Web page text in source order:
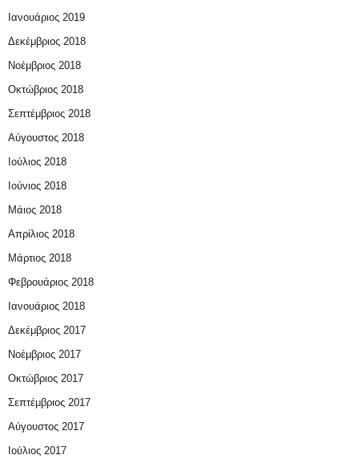
Ιανουάριος 2019
Δεκέμβριος 2018
Νοέμβριος 2018
Οκτώβριος 2018
Σεπτέμβριος 2018
Αύγουστος 2018
Ιούλιος 2018
Ιούνιος 2018
Μάιος 2018
Απρίλιος 2018
Μάρτιος 2018
Φεβρουάριος 2018
Ιανουάριος 2018
Δεκέμβριος 2017
Νοέμβριος 2017
Οκτώβριος 2017
Σεπτέμβριος 2017
Αύγουστος 2017
Ιούλιος 2017